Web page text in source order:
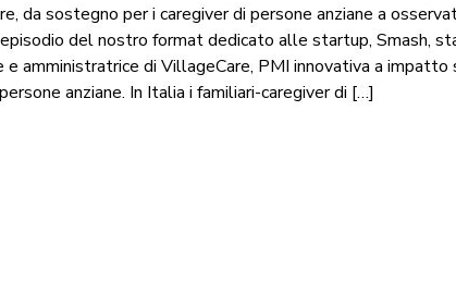
da sostegno per i caregiver di persone anziane a
del nostro format dedicato alle startup, Smash,
e amministratrice di VillageCare, PMI innovativa a impatto
anziane. In Italia i familiari-caregiver di […]